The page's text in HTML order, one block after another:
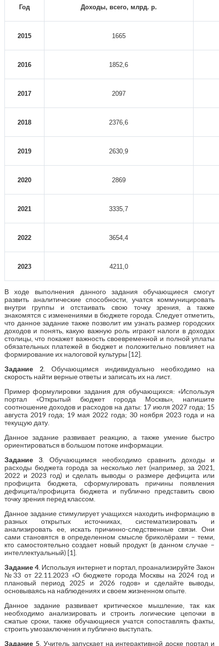
Год Доходы, всего, млрд. р.
2015 1665
2016 1852,6
2017 2097
2018 2376,6
2019 2630,9
2020 2869
2021 3335,7
2022 3654,4
2023 4211,0
В ходе выполнения данного задания обучающиеся смогут
развить аналитические способности, учатся коммуницировать
внутри группы и отстаивать свою точку зрения, а также
знакомятся с изменениями в бюджете города. Следует отметить,
что данное задание также позволит им узнать размер городских
доходов и понять, какую важную роль играют налоги в доходах
столицы, что покажет важность своевременной и полной уплаты
обязательных платежей в бюджет и положительно повлияет на
формирование их налоговой культуры [12].
Задание 2. Обучающимся индивидуально необходимо на
скорость найти верные ответы и записать их на лист.
Пример формулировки задания для обучающихся: «Используя
портал «Открытый бюджет города Москвы», напишите
соотношение доходов и расходов на даты: 17 июля 2027 года; 15
августа 2019 года; 19 мая 2022 года; 30 ноября 2023 года и на
текущую дату.
Данное задание развивает реакцию, а также умение быстро
ориентироваться в большом потоке информации.
Задание 3. Обучающимся необходимо сравнить доходы и
расходы бюджета города за несколько лет (например, за 2021,
2022 и 2023 год) и сделать выводы о размере дефицита или
профицита бюджета, сформулировать причины появления
дефицита/профицита бюджета и публично представить свою
точку зрения перед классом.
Данное задание стимулирует учащихся находить информацию в
разных открытых источниках, систематизировать и
анализировать ее, искать причинно-следственные связи. Они
сами становятся в определенном смысле бриколёрами – теми,
кто самостоятельно создает новый продукт (в данном случае –
интеллектуальный) [1].
Задание 4. Используя интернет и портал, проанализируйте Закон
№33 от 22.11.2023 «О бюджете города Москвы на 2024 год и
плановый период 2025 и 2026 годов» и сделайте выводы,
основываясь на наблюдениях и своем жизненном опыте.
Данное задание развивает критическое мышление, так как
необходимо анализировать и строить логические цепочки в
сжатые сроки, также обучающиеся учатся сопоставлять факты,
строить умозаключения и публично выступать.
Задание 5. Учитель запускает на интерактивной доске портал и